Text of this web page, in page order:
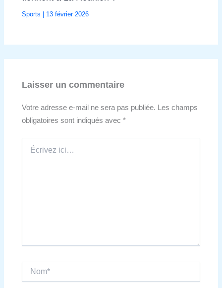
Sports 13 février 2026
Laisser un commentaire
Votre adresse e-mail ne sera pas publiée.
Les champs
obligatoires sont indiqués avec*
ici…